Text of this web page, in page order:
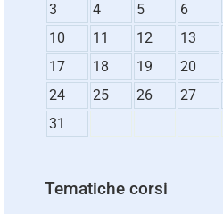
3
4 5 6
10
11 12 13
17
18 19 20
24
25 26 27
31
Tematiche corsi